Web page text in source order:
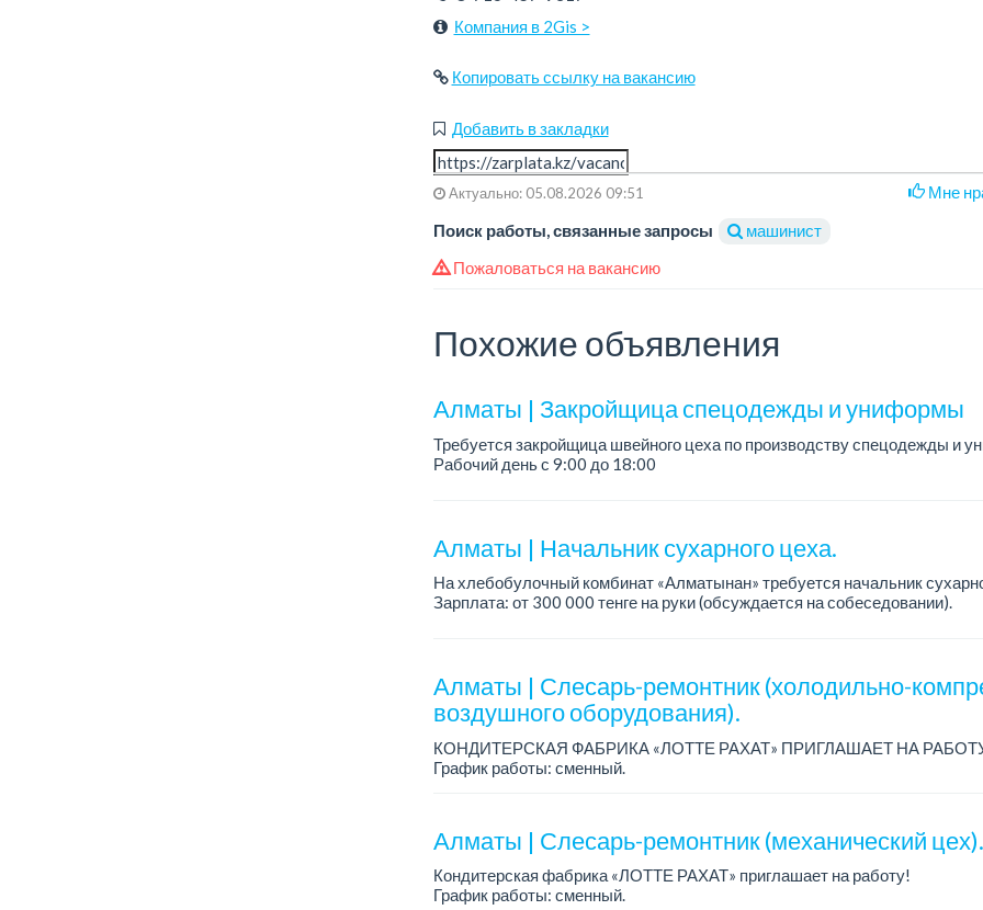
Компания в 2Gis >
Копировать ссылку на вакансию
Добавить в закладки
Актуально: 05.08.2026 09:51
Мне
Поиск работы, связанные запросы
машинист
Пожаловаться на вакансию
Похожие объявления
Алматы | Закройщица спецодежды и униформы
Требуется закройщица швейного цеха по производству спецодежды и
Рабочий день с 9:00 до 18:00
Алматы | Начальник сухарного цеха.
На хлебобулочный комбинат «Алматынан» требуется начальник
Зарплата: от 300 000 тенге на руки (обсуждается на собеседовании).
Алматы | Слесарь-ремонтник (холодильно-
воздушного оборудования).
КОНДИТЕРСКАЯ ФАБРИКА «ЛОТТЕ РАХАТ» ПРИГЛАШАЕТ НА
График работы: сменный.
Алматы | Слесарь-ремонтник (механический цех).
Кондитерская фабрика «ЛОТТЕ РАХАТ» приглашает на работу!
График работы: сменный.